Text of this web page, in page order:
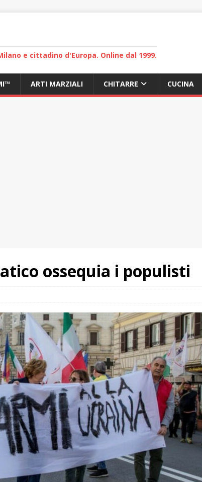
e cittadino d'Europa. Online dal 1999.
ARTI MARZIALI CHITARRE CUCINA
ossequia i populisti